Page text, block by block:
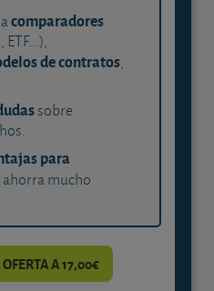
acomparadores
de contratos,
sobre
para
ahorra mucho
A 17,00€